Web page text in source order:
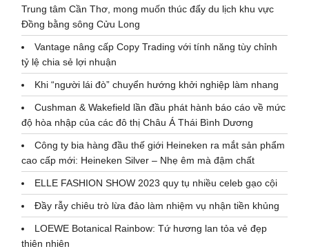
Trung tâm Cần Thơ, mong muốn thúc đẩy du lịch khu vực
Đồng bằng sông Cửu Long
Vantage nâng cấp Copy Trading với tính năng tùy chỉnh
tỷ lệ chia sẻ lợi nhuận
Khi “người lái đò” chuyển hướng khởi nghiệp làm nhang
Cushman & Wakefield lần đầu phát hành báo cáo về mức
độ hòa nhập của các đô thị Châu Á Thái Bình Dương
Công ty bia hàng đầu thế giới Heineken ra mắt sản phẩm
cao cấp mới: Heineken Silver – Nhẹ êm mà đậm chất
ELLE FASHION SHOW 2023 quy tụ nhiều celeb gạo cội
Đầy rẫy chiêu trò lừa đảo làm nhiệm vụ nhận tiền khủng
LOEWE Botanical Rainbow: Tứ hương lan tỏa vẻ đẹp
thiên nhiên